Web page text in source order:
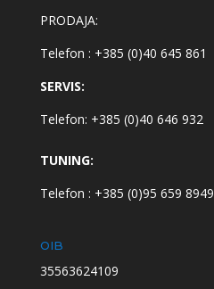
PRODAJA:
Telefon : +385 (0)40 645 861
SERVIS:
Telefon: +385 (0)40 646 932
TUNING:
Telefon : +385 (0)95 659 8949
OIB
35563624109